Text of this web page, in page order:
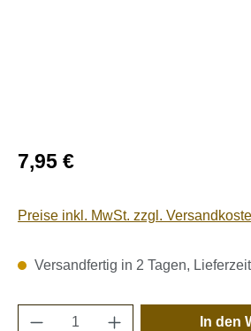
Regulärer Preis:
7,95 €
Preise inkl. MwSt. zzgl.
Versandfertig in 2 Tagen,
Produkt Anzahl: Gib den
In den